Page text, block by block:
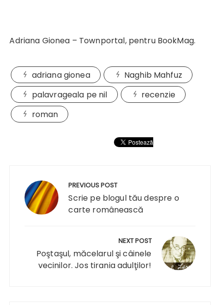
Adriana Gionea – Townportal, pentru BookMag.
adriana gionea
Naghib Mahfuz
palavrageala pe nil
recenzie
roman
articole
PREVIOUS POST
Scrie pe blogul tău despre o
carte românească
NEXT POST
Poştaşul, măcelarul şi câinele
vecinilor. Jos tirania adulţilor!